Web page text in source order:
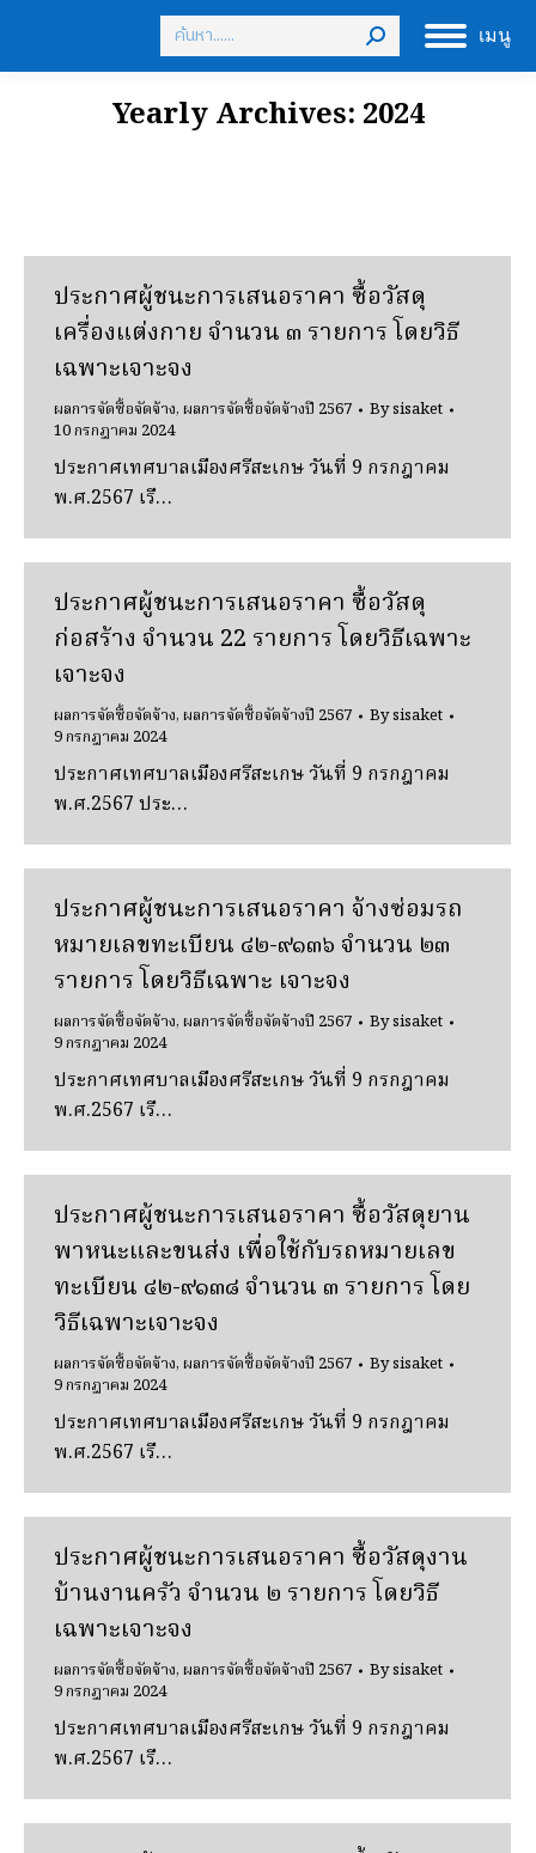
เมนู
Search:
Yearly Archives: 2024
ประกาศผู้ชนะการเสนอราคา ซื้อวัสดุ
เครื่องแต่งกาย จํานวน ๓ รายการ โดยวิธี
เฉพาะเจาะจง
ผลการจัดซื้อจัดจ้าง,ผลการจัดซื้อจัดจ้างปี 2567 Bysisaket
10 กรกฎาคม 2024
ประกาศเทศบาลเมืองศรีสะเกษ วันที่ 9 กรกฎาคม
พ.ศ.2567 เรื…
ประกาศผู้ชนะการเสนอราคา ซื้อวัสดุ
ก่อสร้าง จำนวน 22 รายการ โดยวิธีเฉพาะ
เจาะจง
ผลการจัดซื้อจัดจ้าง,ผลการจัดซื้อจัดจ้างปี 2567 Bysisaket
9 กรกฎาคม 2024
ประกาศเทศบาลเมืองศรีสะเกษ วันที่ 9 กรกฎาคม
พ.ศ.2567 ประ…
ประกาศผู้ชนะการเสนอราคา จ้างซ่อมรถ
หมายเลขทะเบียน ๔๒-๙๑๓๖ จํานวน ๒๓
รายการ โดยวิธีเฉพาะ เจาะจง
ผลการจัดซื้อจัดจ้าง,ผลการจัดซื้อจัดจ้างปี 2567 Bysisaket
9 กรกฎาคม 2024
ประกาศเทศบาลเมืองศรีสะเกษ วันที่ 9 กรกฎาคม
พ.ศ.2567 เรื…
ประกาศผู้ชนะการเสนอราคา ซื้อวัสดุยาน
พาหนะและขนส่ง เพื่อใช้กับรถหมายเลข
ทะเบียน ๔๒-๙๑๓๘ จํานวน ๓ รายการ โดย
วิธีเฉพาะเจาะจง
ผลการจัดซื้อจัดจ้าง,ผลการจัดซื้อจัดจ้างปี 2567 Bysisaket
9 กรกฎาคม 2024
ประกาศเทศบาลเมืองศรีสะเกษ วันที่ 9 กรกฎาคม
พ.ศ.2567 เรื…
ประกาศผู้ชนะการเสนอราคา ซื้อวัสดุงาน
บ้านงานครัว จํานวน ๒ รายการ โดยวิธี
เฉพาะเจาะจง
ผลการจัดซื้อจัดจ้าง,ผลการจัดซื้อจัดจ้างปี 2567 Bysisaket
9 กรกฎาคม 2024
ประกาศเทศบาลเมืองศรีสะเกษ วันที่ 9 กรกฎาคม
พ.ศ.2567 เรื…